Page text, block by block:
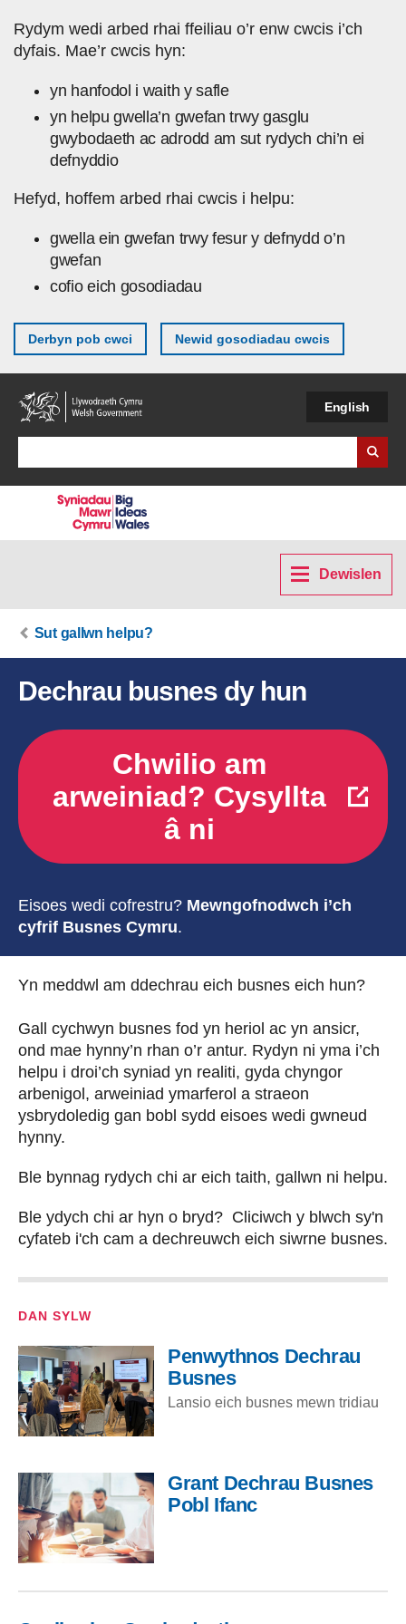
Rydym wedi arbed rhai ffeiliau o’r enw cwcis i’ch
dyfais. Mae’r cwcis hyn:
yn hanfodol i waith y safle
yn helpu gwella’n gwefan trwy gasglu
gwybodaeth ac adrodd am sut rydych chi’n ei
defnyddio
Hefyd, hoffem arbed rhai cwcis i helpu:
gwella ein gwefan trwy fesur y defnydd o’n
gwefan
cofio eich gosodiadau
Derbyn pob cwci Newid gosodiadau cwcis
English
Dewislen
Sut gallwn helpu?
Dechrau busnes dy hun
Chwilio am
arweiniad? Cysyllta
â ni
Eisoes wedi cofrestru? Mewngofnodwch i’ch
cyfrif Busnes Cymru.
Yn meddwl am ddechrau eich busnes eich hun?
Gall cychwyn busnes fod yn heriol ac yn ansicr,
ond mae hynny’n rhan o’r antur. Rydyn ni yma i’ch
helpu i droi’ch syniad yn realiti, gyda chyngor
arbenigol, arweiniad ymarferol a straeon
ysbrydoledig gan bobl sydd eisoes wedi gwneud
hynny.
Ble bynnag rydych chi ar eich taith, gallwn ni helpu.
Ble ydych chi ar hyn o bryd? Cliciwch y blwch sy'n
cyfateb i'ch cam a dechreuwch eich siwrne busnes.
DAN SYLW
Penwythnos Dechrau
Busnes
Lansio eich busnes mewn tridiau
Grant Dechrau Busnes
Pobl Ifanc